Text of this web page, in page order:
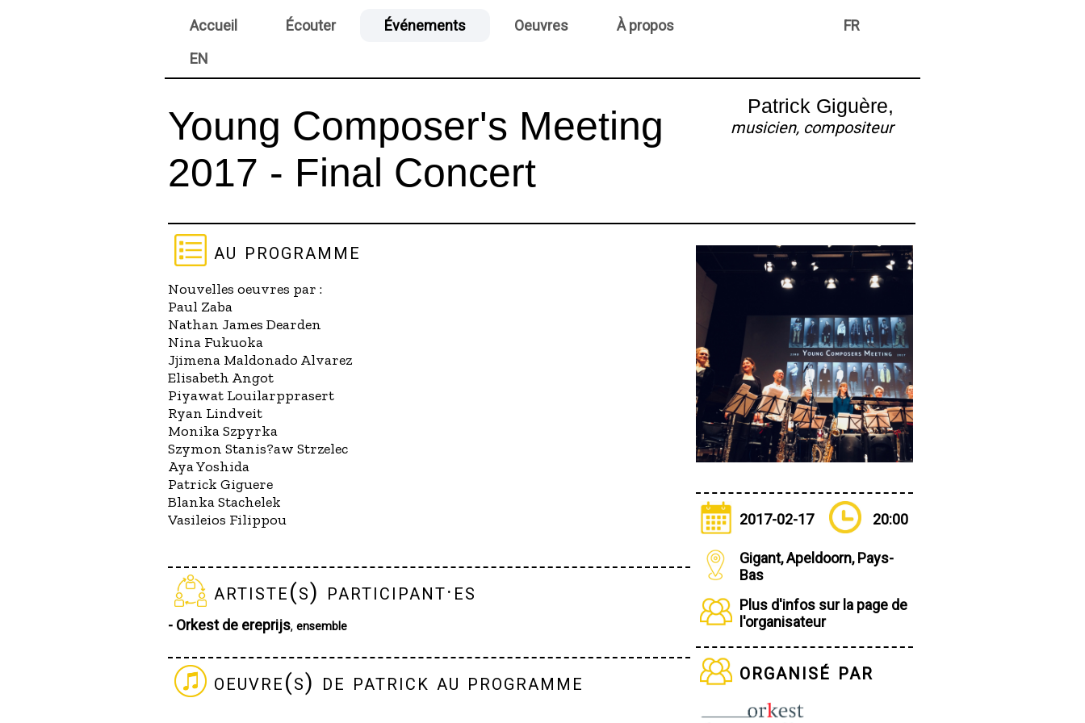
Accueil Écouter Événements Oeuvres À propos
FR
EN
Young Composer's Meeting
2017 - Final Concert
Patrick Giguère,
musicien, compositeur
au programme
Nouvelles oeuvres par :
Paul Zaba
Nathan James Dearden
Nina Fukuoka
Jjimena Maldonado Alvarez
Elisabeth Angot
Piyawat Louilarpprasert
Ryan Lindveit
Monika Szpyrka
Szymon Stanis?aw Strzelec
Aya Yoshida
Patrick Giguere
Blanka Stachelek
Vasileios Filippou
artiste(s) participant·es
- Orkest de ereprijs, ensemble
oeuvre(s) de patrick au programme
2017-02-17 20:00
Gigant, Apeldoorn, Pays-
Bas
Plus d'infos sur la page de
l'organisateur
organisé par